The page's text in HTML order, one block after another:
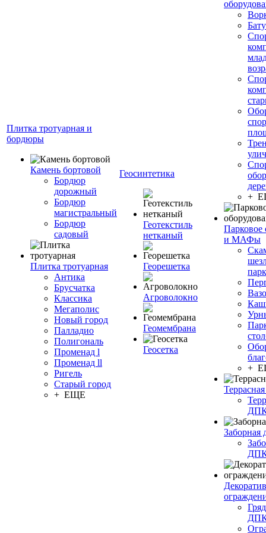
Плитка тротуарная и
бордюры
Камень бортовой
Бордюр
дорожный
Бордюр
магистральный
Бордюр
садовый
Плитка тротуарная
Антика
Брусчатка
Классика
Мегаполис
Новый город
Палладио
Полигональ
Променад l
Променад ll
Ригель
Старый город
+ ЕЩЕ
Геосинтетика
Геотекстиль
нетканый
Георешетка
Агроволокно
Геомембрана
Геосетка
+
Парковое
и МАФы
+
Заборная